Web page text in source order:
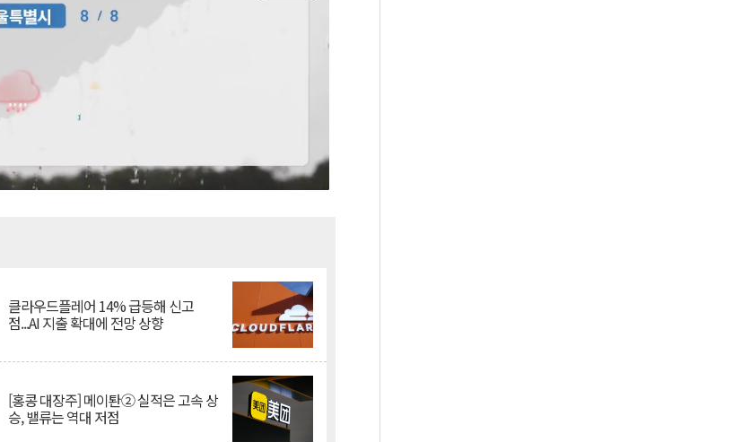
클라우드플레어 14% 급등해 신고
점...AI 지출 확대에 전망 상향
[홍콩 대장주] 메이퇀② 실적은 고속 상
승, 밸류는 역대 저점